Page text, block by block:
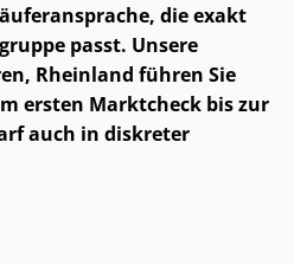
die exakt
passt. Unsere
Rheinland führen Sie
ersten Marktcheck bis zur
auch in diskreter